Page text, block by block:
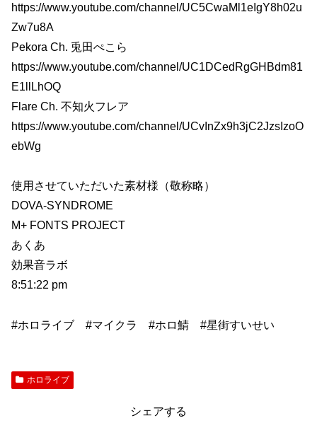
https://www.youtube.com/channel/UC5CwaMl1eIgY8h02u
Zw7u8A
Pekora Ch. 兎田ぺこら
https://www.youtube.com/channel/UC1DCedRgGHBdm81
E1llLhOQ
Flare Ch. 不知火フレア
https://www.youtube.com/channel/UCvInZx9h3jC2JzsIzoO
ebWg
使用させていただいた素材様（敬称略）
DOVA-SYNDROME
M+ FONTS PROJECT
あくあ
効果音ラボ
8:51:22 pm
#ホロライブ #マイクラ #ホロ鯖 #星街すいせい
ホロライブ
シェアする